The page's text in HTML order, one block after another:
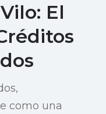
El
como una